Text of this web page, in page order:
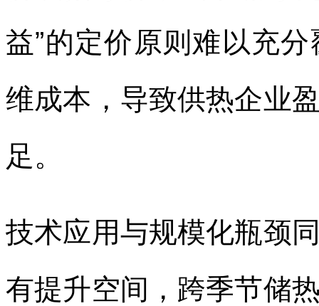
益”的定价原则难以充
维成本，导致供热企业
足。
技术应用与规模化瓶颈
有提升空间，跨季节储